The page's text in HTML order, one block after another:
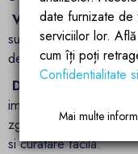
Versatilitate
suspendat, adaptandu-
de spatiu.
Durabilitate si
impreuna cu
zgarieturi, pete si
si curatare facila.
date furnizate de
serviciilor lor.
cum îți poți
Confidentialitate
Mai multe